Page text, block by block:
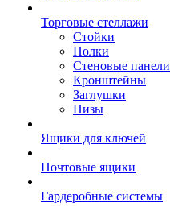
Торговые стеллажи
Стойки
Полки
Стеновые панели
Кронштейны
Заглушки
Низы
Ящики для ключей
Почтовые ящики
Гардеробные системы